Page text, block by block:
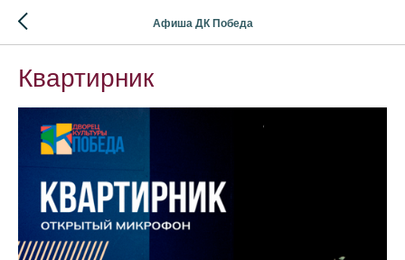
Афиша ДК Победа
Квартирник